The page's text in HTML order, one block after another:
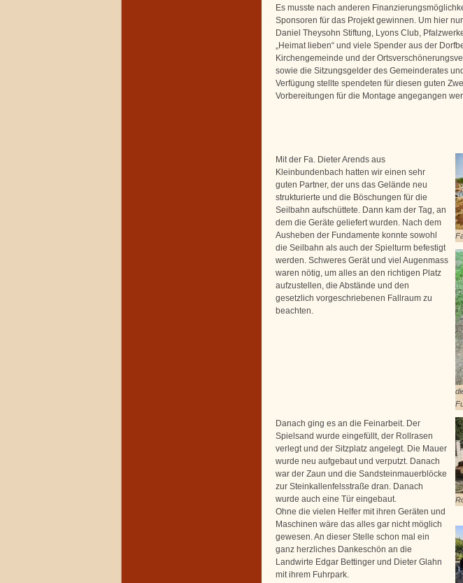
Es musste nach anderen
Sponsoren für das Projekt gewinnen. Um hier
Daniel Theysohn Stiftung, Lyons Club,
„Heimat lieben“ und viele Spender aus der
Kirchengemeinde und der
sowie die Sitzungsgelder des Gemeinderates
Verfügung stellte spendeten für diesen guten
Vorbereitungen für die Montage angegangen
Mit der Fa. Dieter Arends aus
Kleinbundenbach hatten wir einen sehr
guten Partner, der uns das Gelände neu
strukturierte und die Böschungen für die
Seilbahn aufschüttete. Dann kam der Tag, an
dem die Geräte geliefert wurden. Nach dem
Ausheben der Fundamente konnte sowohl
die Seilbahn als auch der Spielturm befestigt
werden. Schweres Gerät und viel Augenmass
waren nötig, um alles an den richtigen Platz
aufzustellen, die Abstände und den
gesetzlich vorgeschriebenen Fallraum zu
beachten.
Danach ging es an die Feinarbeit. Der
Spielsand wurde eingefüllt, der Rollrasen
verlegt und der Sitzplatz angelegt. Die Mauer
wurde neu aufgebaut und verputzt. Danach
war der Zaun und die Sandsteinmauerblöcke
zur Steinkallenfelsstraße dran. Danach
wurde auch eine Tür eingebaut.
Ohne die vielen Helfer mit ihren Geräten und
Maschinen wäre das alles gar nicht möglich
gewesen. An dieser Stelle schon mal ein
ganz herzliches Dankeschön an die
Landwirte Edgar Bettinger und Dieter Glahn
mit ihrem Fuhrpark.